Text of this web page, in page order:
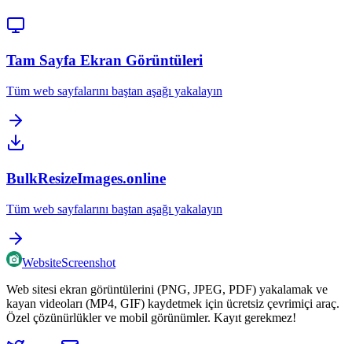
Tam Sayfa Ekran Görüntüleri
Tüm web sayfalarını baştan aşağı yakalayın
BulkResizeImages.online
Tüm web sayfalarını baştan aşağı yakalayın
WebsiteScreenshot
Web sitesi ekran görüntülerini (PNG, JPEG, PDF) yakalamak ve
kayan videoları (MP4, GIF) kaydetmek için ücretsiz çevrimiçi araç.
Özel çözünürlükler ve mobil görünümler. Kayıt gerekmez!